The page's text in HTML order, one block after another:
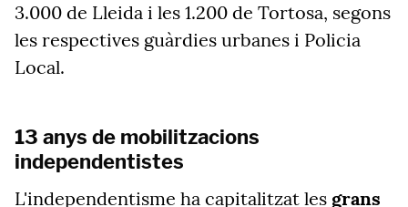
3.000 de Lleida i les 1.200 de Tortosa, segons
les respectives guàrdies urbanes i Policia
Local.
13 anys de mobilitzacions
independentistes
L'independentisme ha capitalitzat les grans